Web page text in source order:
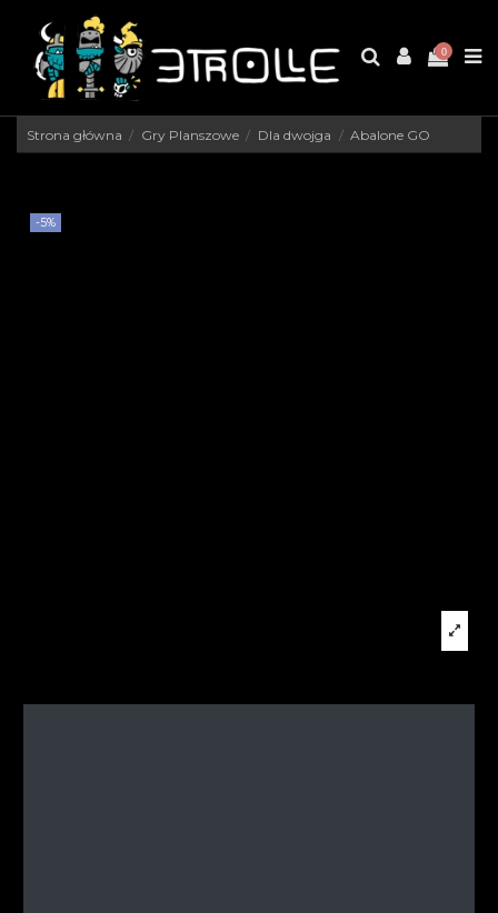
0
Strona główna Gry Planszowe Dla dwojga Abalone GO
-5%